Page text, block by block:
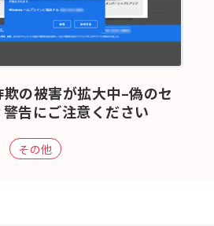
の被害が拡大中–偽のセ
告にご注意ください
その他